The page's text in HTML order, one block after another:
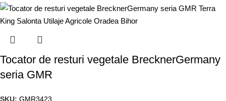
Tocator de resturi vegetale BrecknerGermany
seria GMR
SKU: GMR3423